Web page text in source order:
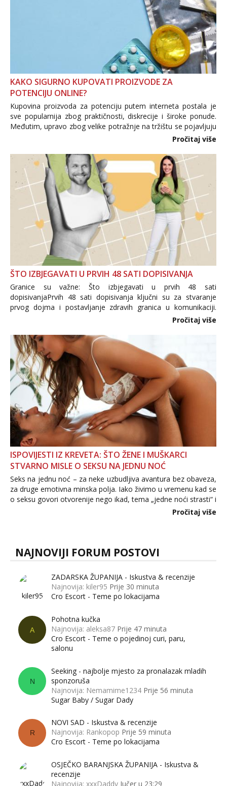
KAKO SIGURNO KUPOVATI PROIZVODE ZA
POTENCIJU ONLINE?
Kupovina proizvoda za potenciju putem interneta postala je
sve popularnija zbog praktičnosti, diskrecije i široke ponude.
Međutim, upravo zbog velike potražnje na tržištu se pojavljuju
i brojni krivotvoreni proizvodi, nepouzdane internetske
Pročitaj više
ŠTO IZBJEGAVATI U PRVIH 48 SATI DOPISIVANJA
Granice su važne: Što izbjegavati u prvih 48 sati
dopisivanjaPrvih 48 sati dopisivanja ključni su za stvaranje
prvog dojma i postavljanje zdravih granica u komunikaciji.
Važno je izbjeći prebrzo otkrivanje osobnih ili intimnih
informacija, jer nepoznata osoba još nije zaslužila to
povjerenje. Takođe...
Pročitaj više
ISPOVIJESTI IZ KREVETA: ŠTO ŽENE I MUŠKARCI
STVARNO MISLE O SEKSU NA JEDNU NOĆ
Seks na jednu noć – za neke uzbudljiva avantura bez obaveza,
za druge emotivna minska polja. Iako živimo u vremenu kad se
o seksu govori otvorenije nego ikad, tema „jedne noći strasti“ i
dalje izaziva burne rasprave. Što zapravo misle žene, a što
Pročitaj više
NAJNOVIJI FORUM POSTOVI
ZADARSKA ŽUPANIJA - Iskustva & recenzije
Najnovija: kiler95 Prije 30 minuta
Cro Escort - Teme po lokacijama
A
Pohotna kučka
Najnovija: aleksa87 Prije 47 minuta
Cro Escort - Teme o pojedinoj curi, paru,
salonu
N
Seeking - najbolje mjesto za pronalazak mladih
sponzoruša
Najnovija: Nemamime1234 Prije 56 minuta
Sugar Baby / Sugar Dady
R
NOVI SAD - Iskustva & recenzije
Najnovija: Rankopop Prije 59 minuta
Cro Escort - Teme po lokacijama
OSJEČKO BARANJSKA ŽUPANIJA - Iskustva &
recenzije
Najnovija: xxxDaddy Jučer u 23:29